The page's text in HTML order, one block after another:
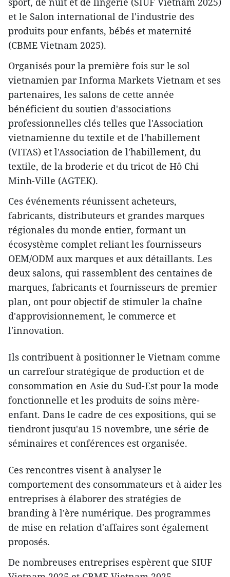
et le Salon international de l'industrie des
produits pour enfants, bébés et maternité
(CBME Vietnam 2025).
Organisés pour la première fois sur le sol
vietnamien par Informa Markets Vietnam et ses
partenaires, les salons de cette année
bénéficient du soutien d'associations
professionnelles clés telles que l'Association
vietnamienne du textile et de l'habillement
(VITAS) et l'Association de l'habillement, du
textile, de la broderie et du tricot de Hô Chi
Minh-Ville (AGTEK).
Ces événements réunissent acheteurs,
fabricants, distributeurs et grandes marques
régionales du monde entier, formant un
écosystème complet reliant les fournisseurs
OEM/ODM aux marques et aux détaillants. Les
deux salons, qui rassemblent des centaines de
marques, fabricants et fournisseurs de premier
plan, ont pour objectif de stimuler la chaîne
d'approvisionnement, le commerce et
l'innovation.
Ils contribuent à positionner le Vietnam comme
un carrefour stratégique de production et de
consommation en Asie du Sud-Est pour la mode
fonctionnelle et les produits de soins mère-
enfant. Dans le cadre de ces expositions, qui se
tiendront jusqu'au 15 novembre, une série de
séminaires et conférences est organisée.
Ces rencontres visent à analyser le
comportement des consommateurs et à aider les
entreprises à élaborer des stratégies de
branding à l'ère numérique. Des programmes
de mise en relation d'affaires sont également
proposés.
De nombreuses entreprises espèrent que SIUF